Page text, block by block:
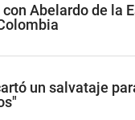
Abelardo de la
un salvataje